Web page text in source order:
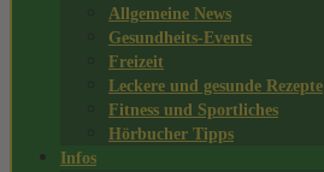
Allgemeine News
Gesundheits-Events
Freizeit
Leckere und gesunde Rezepte
Fitness und Sportliches
Hörbucher Tipps
Infos